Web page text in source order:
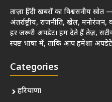
ताज़ा हिंदी खबरों का विश्वसनीय
अंतर्राष्ट्रीय, राजनीति, खेल,
हर जरूरी अपडेट। हम देते हैं तेज़,
स्पष्ट भाषा में, ताकि आप हमेशा
Categories
हरियाणा